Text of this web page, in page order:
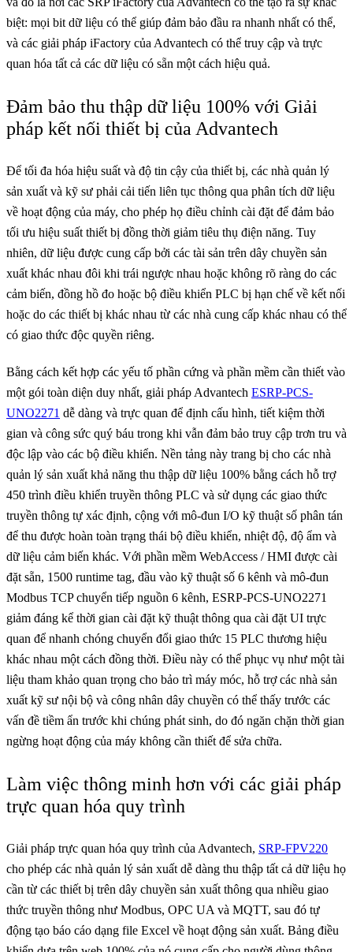
biệt: mọi bit dữ liệu có thể giúp đảm bảo đầu ra nhanh nhất có thể,
và các giải pháp iFactory của Advantech có thể truy cập và trực
quan hóa tất cả các dữ liệu có sẵn một cách hiệu quả.
Đảm bảo thu thập dữ liệu 100% với Giải
pháp kết nối thiết bị của Advantech
Để tối đa hóa hiệu suất và độ tin cậy của thiết bị, các nhà quản lý
sản xuất và kỹ sư phải cải tiến liên tục thông qua phân tích dữ liệu
về hoạt động của máy, cho phép họ điều chỉnh cài đặt để đảm bảo
tối ưu hiệu suất thiết bị đồng thời giảm tiêu thụ điện năng. Tuy
nhiên, dữ liệu được cung cấp bởi các tài sản trên dây chuyền sản
xuất khác nhau đôi khi trái ngược nhau hoặc không rõ ràng do các
cảm biến, đồng hồ đo hoặc bộ điều khiển PLC bị hạn chế về kết nối
hoặc do các thiết bị khác nhau từ các nhà cung cấp khác nhau có thể
có giao thức độc quyền riêng.
Bằng cách kết hợp các yếu tố phần cứng và phần mềm cần thiết vào
một gói toàn diện duy nhất, giải pháp Advantech ESRP-PCS-
UNO2271 dễ dàng và trực quan để định cấu hình, tiết kiệm thời
gian và công sức quý báu trong khi vẫn đảm bảo truy cập trơn tru và
độc lập vào các bộ điều khiển. Nền tảng này trang bị cho các nhà
quản lý sản xuất khả năng thu thập dữ liệu 100% bằng cách hỗ trợ
450 trình điều khiển truyền thông PLC và sử dụng các giao thức
truyền thông tự xác định, cộng với mô-đun I/O kỹ thuật số phân tán
để thu được hoàn toàn trạng thái bộ điều khiển, nhiệt độ, độ ẩm và
dữ liệu cảm biến khác. Với phần mềm WebAccess / HMI được cài
đặt sẵn, 1500 runtime tag, đầu vào kỹ thuật số 6 kênh và mô-đun
Modbus TCP chuyển tiếp nguồn 6 kênh, ESRP-PCS-UNO2271
giảm đáng kể thời gian cài đặt kỹ thuật thông qua cài đặt UI trực
quan để nhanh chóng chuyển đổi giao thức 15 PLC thương hiệu
khác nhau một cách đồng thời. Điều này có thể phục vụ như một tài
liệu tham khảo quan trọng cho bảo trì máy móc, hỗ trợ các nhà sản
xuất kỹ sư nội bộ và công nhân dây chuyền có thể thấy trước các
vấn đề tiềm ẩn trước khi chúng phát sinh, do đó ngăn chặn thời gian
ngừng hoạt động của máy không cần thiết để sửa chữa.
Làm việc thông minh hơn với các giải pháp
trực quan hóa quy trình
Giải pháp trực quan hóa quy trình của Advantech, SRP-FPV220
cho phép các nhà quản lý sản xuất dễ dàng thu thập tất cả dữ liệu họ
cần từ các thiết bị trên dây chuyền sản xuất thông qua nhiều giao
thức truyền thông như Modbus, OPC UA và MQTT, sau đó tự
động tạo báo cáo dạng file Excel về hoạt động sản xuất. Bảng điều